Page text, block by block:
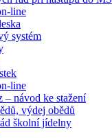
line
systém
line
– návod ke stažení
výdej obědů
školní jídelny